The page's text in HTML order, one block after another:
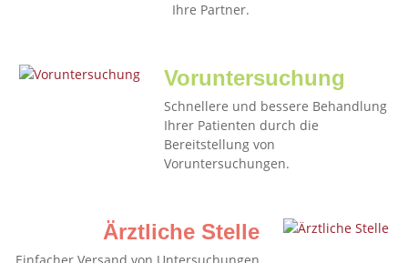
Ihre Partner.
Voruntersuchung
Schnellere und bessere Behandlung
Ihrer Patienten durch die
Bereitstellung von
Voruntersuchungen.
Ärztliche Stelle